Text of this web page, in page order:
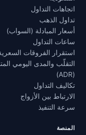
اتجاهات التداول
تداول الذهب
أسعار المبادلة (السواب)
ساعات التداول
استقرار الفروقات
التقلّب والمدى اليومي
(ADR)
تكاليف التداول
الارتباط بين الأزواج
سرعة التنفيذ
المنصة